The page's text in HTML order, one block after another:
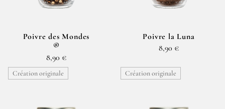
Poivre des Mondes
®
8,90 €
Poivre la Luna
8,90 €
Création originale Création originale